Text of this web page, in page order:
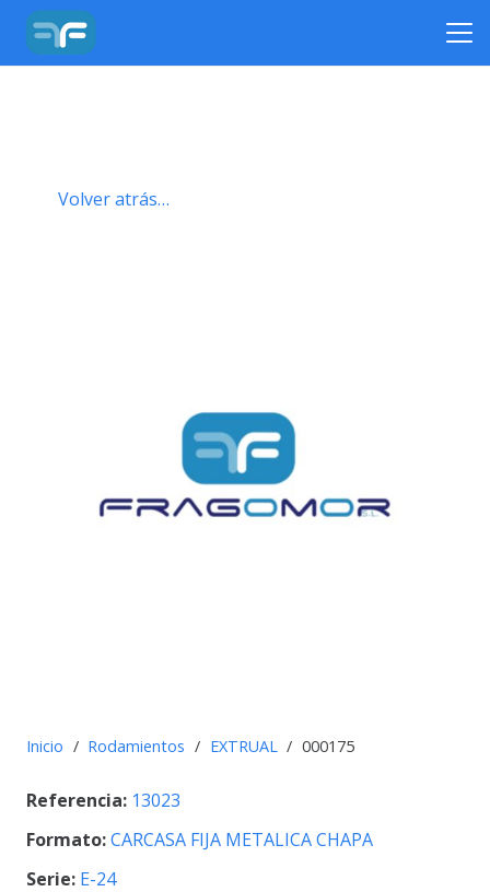
Volver atrás…
Inicio / Rodamientos / EXTRUAL / 000175
Referencia: 13023
Formato:CARCASA FIJA METALICA CHAPA
Serie: E-24